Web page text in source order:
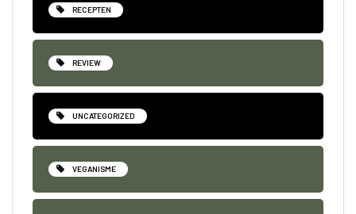
RECEPTEN
REVIEW
UNCATEGORIZED
VEGANISME